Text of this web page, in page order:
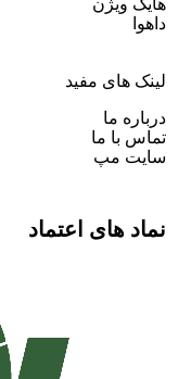
هایک ویژن
داهوا
لینک های مفید
درباره ما
تماس با ما
سایت مپ
نماد های اعتماد